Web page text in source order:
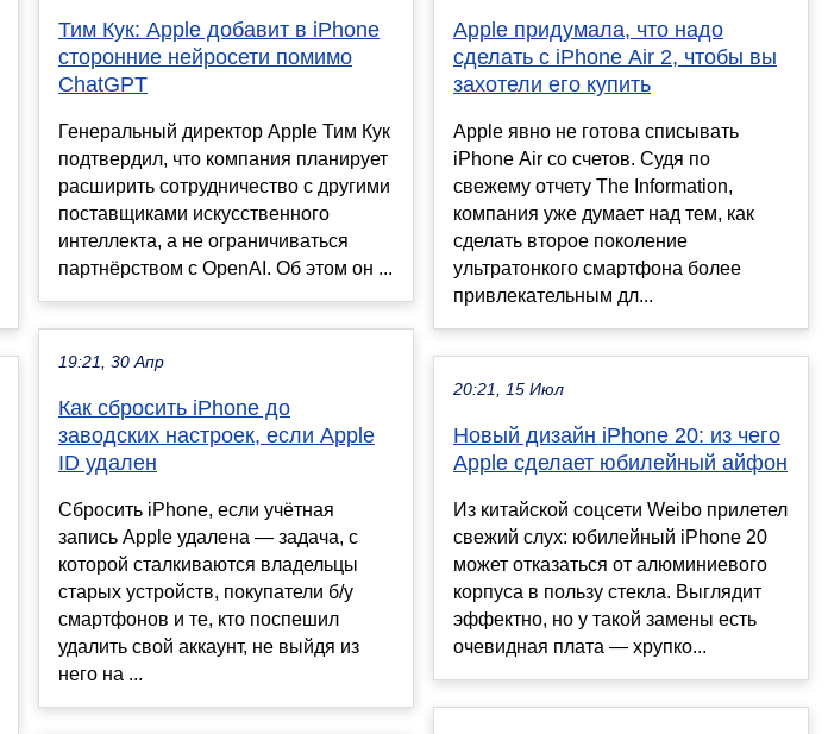
Тим Кук: Apple добавит в iPhone
сторонние нейросети помимо
ChatGPT
Генеральный директор Apple Тим Кук
подтвердил, что компания планирует
расширить сотрудничество с другими
поставщиками искусственного
интеллекта, а не ограничиваться
партнёрством с OpenAI. Об этом он ...
19:21, 30 Апр
Как сбросить iPhone до
заводских настроек, если Apple
ID удален
Сбросить iPhone, если учётная
запись Apple удалена — задача, с
которой сталкиваются владельцы
старых устройств, покупатели б/у
смартфонов и те, кто поспешил
удалить свой аккаунт, не выйдя из
него на ...
Apple придумала, что надо
сделать с iPhone Air 2, чтобы вы
захотели его купить
Apple явно не готова списывать
iPhone Air со счетов. Судя по
свежему отчету The Information,
компания уже думает над тем, как
сделать второе поколение
ультратонкого смартфона более
привлекательным дл...
20:21, 15 Июл
Новый дизайн iPhone 20: из чего
Apple сделает юбилейный айфон
Из китайской соцсети Weibo прилетел
свежий слух: юбилейный iPhone 20
может отказаться от алюминиевого
корпуса в пользу стекла. Выглядит
эффектно, но у такой замены есть
очевидная плата — хрупко...